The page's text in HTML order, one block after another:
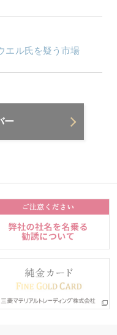
エル氏を疑う市場
ー